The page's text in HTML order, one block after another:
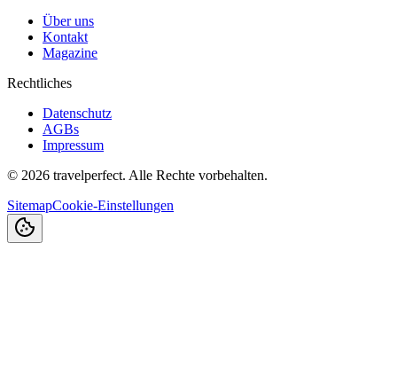
Über uns
Kontakt
Magazine
Rechtliches
Datenschutz
AGBs
Impressum
© 2026 travelperfect. Alle Rechte vorbehalten.
SitemapCookie-Einstellungen